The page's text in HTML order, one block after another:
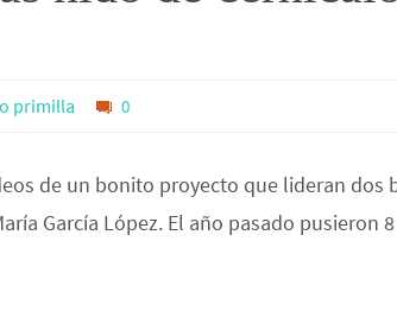
primilla 0
de un bonito proyecto que lideran dos
García López. El año pasado